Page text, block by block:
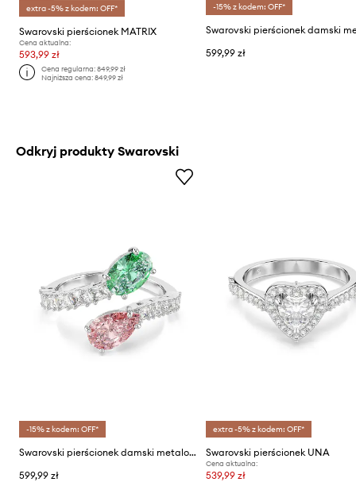
extra -5% z kodem: OFF*
Swarovski pierścionek MATRIX
Cena aktualna:
593,99 zł
Cena regularna:849,99 zł
Najniższa cena:849,99 zł
-15% z kodem: OFF*
599,99 zł
Odkryj produkty Swarovski
-15% z kodem: OFF*
Swarovski pierścionek damski metalowy z kryształem Swarovskiego Ariana Grande x Swarovski
599,99 zł
extra -5% z kodem: OFF*
Swarovski pierścionek UNA
Cena aktualna:
539,99 zł